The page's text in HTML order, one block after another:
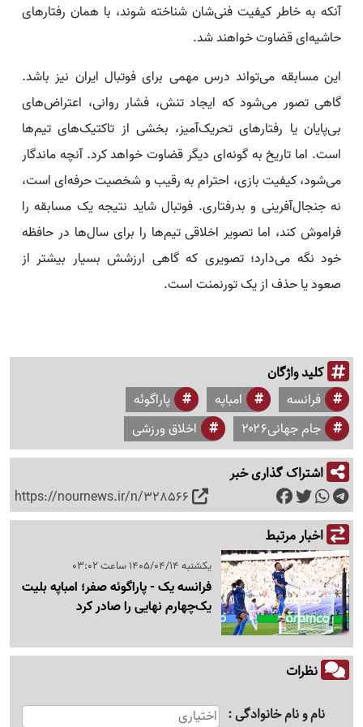
آنکه به خاطر کیفیت فنی‌شان شناخته شوند، با همان رفتارهای
حاشیه‌ای قضاوت خواهند شد.
این مسابقه می‌تواند درس مهمی برای فوتبال ایران نیز باشد.
گاهی تصور می‌شود که ایجاد تنش، فشار روانی، اعتراض‌های
بی‌پایان یا رفتارهای تحریک‌آمیز، بخشی از تاکتیک‌های تیم‌ها
است. اما تاریخ به گونه‌ای دیگر قضاوت خواهد کرد. آنچه ماندگار
می‌شود، کیفیت بازی، احترام به رقیب و شخصیت حرفه‌ای است،
نه جنجال‌آفرینی و بدرفتاری. فوتبال شاید نتیجه یک مسابقه را
فراموش کند، اما تصویر اخلاقی تیم‌ها را برای سال‌ها در حافظه
خود نگه می‌دارد؛ تصویری که گاهی ارزشش بسیار بیشتر از
صعود یا حذف از یک تورنمنت است.
کلید واژگان
فرانسه امباپه
پاراگوئه
جام جهانی۲۰۲۶
اخلاق ورزشی
اشتراک گذاری خبر
https://nournews.ir/n/328566
اخبار مرتبط
یکشنبه 1405/04/14 ساعت 03:02
فرانسه یک - پاراگوئه صفر؛ امباپه بلیت
یک‌چهارم نهایی را صادر کرد
نظرات
نام و نام خانوادگی